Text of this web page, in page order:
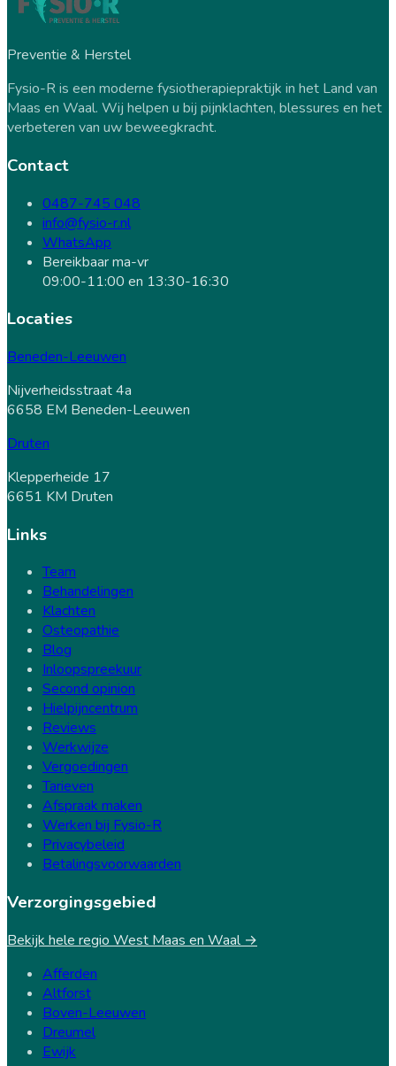
Preventie & Herstel
Fysio-R is een moderne fysiotherapiepraktijk in het Land van
Maas en Waal. Wij helpen u bij pijnklachten, blessures en het
verbeteren van uw beweegkracht.
Contact
0487-745 048
info@fysio-r.nl
WhatsApp
Bereikbaar ma-vr
09:00-11:00 en 13:30-16:30
Locaties
Beneden-Leeuwen
Nijverheidsstraat 4a
6658 EM Beneden-Leeuwen
Druten
Klepperheide 17
6651 KM Druten
Links
Team
Behandelingen
Klachten
Osteopathie
Blog
Inloopspreekuur
Second opinion
Hielpijncentrum
Reviews
Werkwijze
Vergoedingen
Tarieven
Afspraak maken
Werken bij Fysio-R
Privacybeleid
Betalingsvoorwaarden
Verzorgingsgebied
Bekijk hele regio West Maas en Waal →
Afferden
Altforst
Boven-Leeuwen
Dreumel
Ewijk